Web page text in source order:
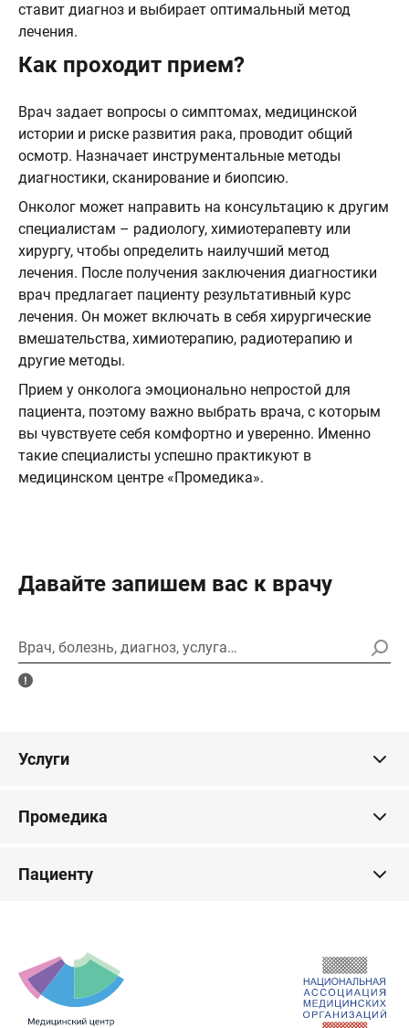
ставит диагноз и выбирает оптимальный метод
лечения.
Как проходит прием?
Врач задает вопросы о симптомах, медицинской
истории и риске развития рака, проводит общий
осмотр. Назначает инструментальные методы
диагностики, сканирование и биопсию.
Онколог может направить на консультацию к другим
специалистам – радиологу, химиотерапевту или
хирургу, чтобы определить наилучший метод
лечения. После получения заключения диагностики
врач предлагает пациенту результативный курс
лечения. Он может включать в себя хирургические
вмешательства, химиотерапию, радиотерапию и
другие методы.
Прием у онколога эмоционально непростой для
пациента, поэтому важно выбрать врача, с которым
вы чувствуете себя комфортно и уверенно. Именно
такие специалисты успешно практикуют в
медицинском центре «Промедика».
Давайте запишем вас к врачу
Врач, болезнь, диагноз, услуга…
Услуги
Промедика
Пациенту